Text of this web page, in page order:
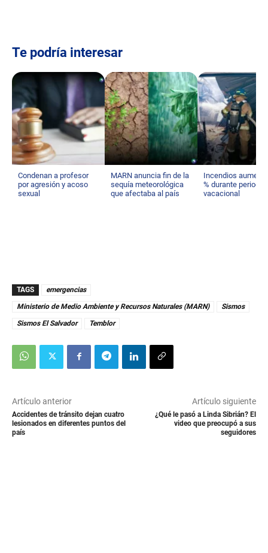
Te podría interesar
Condenan a profesor
por agresión y acoso
sexual
MARN anuncia fin de la
sequía meteorológica
que afectaba al país
Incendios
% durante periodo
vacacional
TAGS
emergencias
Ministerio de Medio Ambiente y Recursos Naturales (MARN)
Sismos
Sismos El Salvador
Temblor
Artículo anterior
Accidentes de tránsito dejan cuatro
lesionados en diferentes puntos del
país
Artículo siguiente
¿Qué le pasó a Linda Sibrián? El
video que preocupó a sus
seguidores